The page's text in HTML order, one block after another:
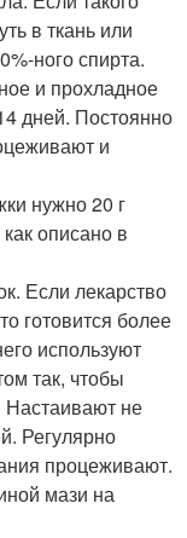
в ткань или
ного спирта.
и прохладное
дней. Постоянно
и
нужно 20 г
описано в
Если лекарство
готовится более
используют
так, чтобы
Настаивают не
Регулярно
процеживают.
мази на